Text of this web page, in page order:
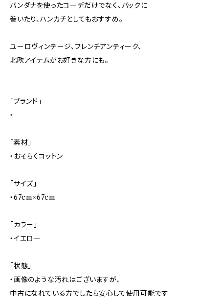
バンダナを使ったコーデだけでなく、バックに
巻いたり、ハンカチとしてもおすすめ。
ユーロヴィンテージ、フレンチアンティーク、
北欧アイテムがお好きな方にも。
「ブランド」
・
「素材」
・おそらくコットン
「サイズ」
・67cm×67cm
「カラー」
・イエロー
「状態」
・画像のような汚れはございますが、
中古になれている方でしたら安心して使用可能です